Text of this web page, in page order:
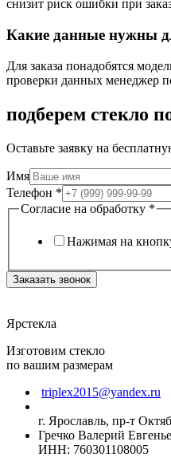
снизит риск ошибки при
Какие данные нужны
Для заказа понадобятся
проверки данных менеджер
подберем стекло
Оставьте заявку на
Имя
Телефон *
Согласие на обработку *
Нажимая на
Заказать звонок
Ярстекла
Изготовим стекло
по вашим размерам
triplex2015@yandex.ru
г. Ярославль, пр-т
Гречко Валерий
ИНН: 760301108005